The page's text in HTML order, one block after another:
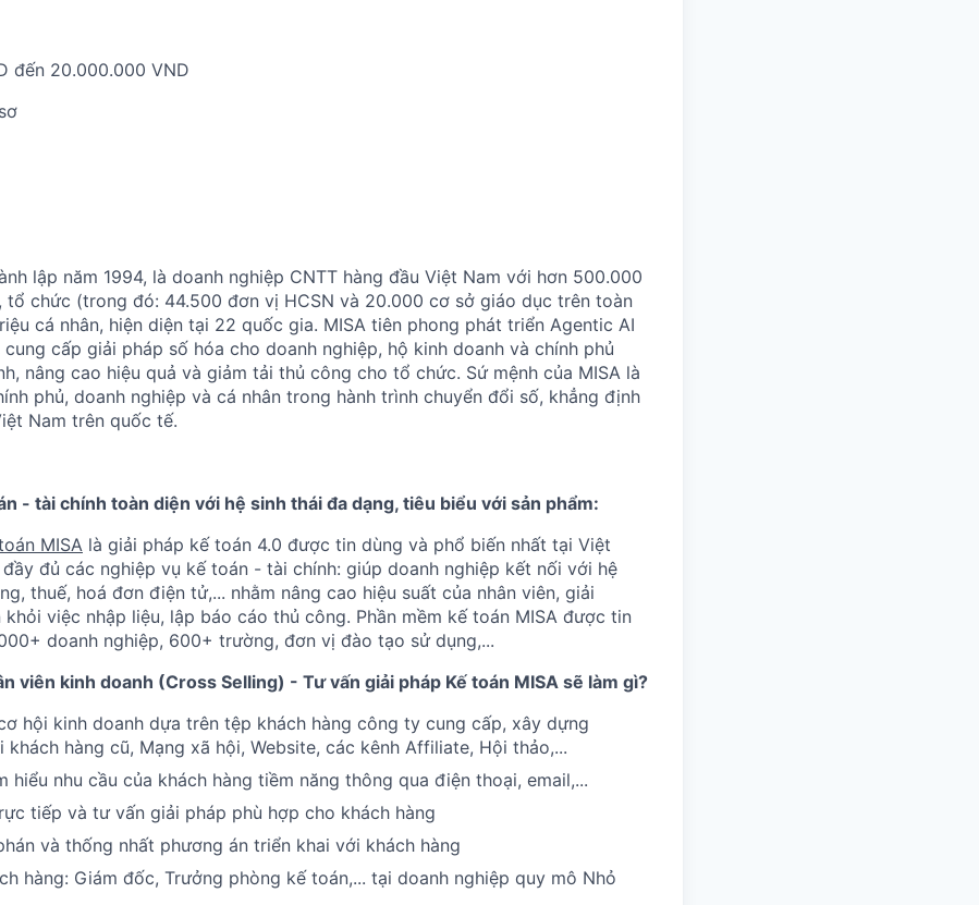
đến 20.000.000 VND
lập năm 1994, là doanh nghiệp CNTT hàng đầu Việt Nam với hơn 500.000
tổ chức (trong đó: 44.500 đơn vị HCSN và 20.000 cơ sở giáo dục trên toàn
cá nhân, hiện diện tại 22 quốc gia. MISA tiên phong phát triển Agentic AI
cung cấp giải pháp số hóa cho doanh nghiệp, hộ kinh doanh và chính phủ
nâng cao hiệu quả và giảm tải thủ công cho tổ chức. Sứ mệnh của MISA là
phủ, doanh nghiệp và cá nhân trong hành trình chuyển đổi số, khẳng định
Nam trên quốc tế.
- tài chính toàn diện với hệ sinh thái đa dạng, tiêu biểu với sản phẩm:
MISA là giải pháp kế toán 4.0 được tin dùng và phổ biến nhất tại Việt
đủ các nghiệp vụ kế toán - tài chính: giúp doanh nghiệp kết nối với hệ
thuế, hoá đơn điện tử,... nhằm nâng cao hiệu suất của nhân viên, giải
việc nhập liệu, lập báo cáo thủ công. Phần mềm kế toán MISA được tin
doanh nghiệp, 600+ trường, đơn vị đào tạo sử dụng,...
viên kinh doanh (Cross Selling) - Tư vấn giải pháp Kế toán MISA sẽ làm gì?
hội kinh doanh dựa trên tệp khách hàng công ty cung cấp, xây dựng
hàng cũ, Mạng xã hội, Website, các kênh Affiliate, Hội thảo,...
hiểu nhu cầu của khách hàng tiềm năng thông qua điện thoại, email,...
tiếp và tư vấn giải pháp phù hợp cho khách hàng
và thống nhất phương án triển khai với khách hàng
hàng: Giám đốc, Trưởng phòng kế toán,... tại doanh nghiệp quy mô Nhỏ